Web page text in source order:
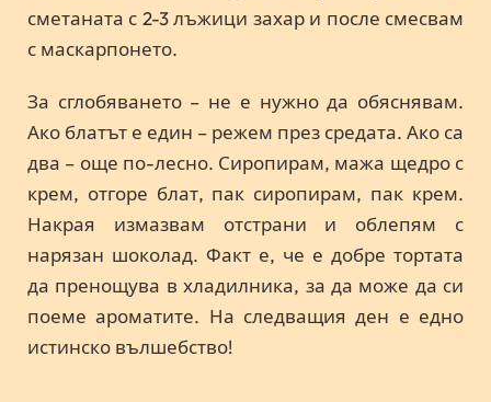
сметаната с 2-3 лъжици захар и после смесвам
с маскарпонето.
За сглобяването – не е нужно да обяснявам.
Ако блатът е един – режем през средата. Ако са
два – още по-лесно. Сиропирам, мажа щедро с
крем, отгоре блат, пак сиропирам, пак крем.
Накрая измазвам отстрани и облепям с
нарязан шоколад. Факт е, че е добре тортата
да пренощува в хладилника, за да може да си
поеме ароматите. На следващия ден е едно
истинско вълшебство!